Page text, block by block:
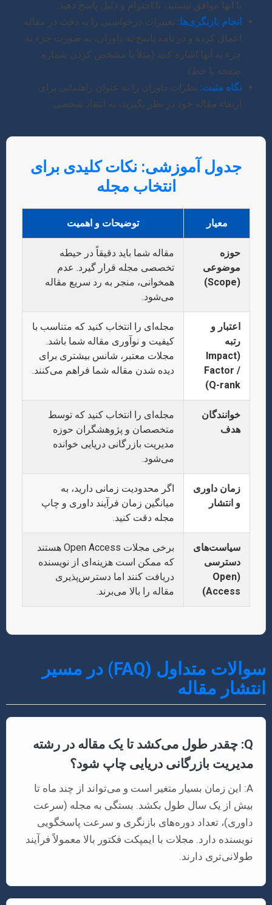
با آنها موافق نیستید، با احترام و دلیل پاسخ دهید.
انجام بازنگری‌ها: تغییرات درخواستی را به دقت در مقاله
اعمال کرده و در نامه پاسخ به داوران، به صورت جزء به
جزء به آنها اشاره کنید (مثلاً با مشخص کردن شماره
صفحه یا خط).
نگاه مثبت: نظرات داوران را به عنوان راهنمایی برای
ارتقاء مقاله خود در نظر بگیرید، نه انتقاد شخصی.
جدول آموزشی: نکات کلیدی برای
انتخاب مجله
معیار توضیحات و اهمیت
حوزه
موضوعی
(Scope)
مقاله شما باید دقیقاً در حیطه
تخصصی مجله قرار گیرد. عدم
همخوانی، منجر به رد سریع مقاله
می‌شود.
اعتبار و
رتبه
(Impact
Factor /
Q-rank)
مجله‌ای را انتخاب کنید که متناسب با
کیفیت و نوآوری مقاله شما باشد.
مجلات معتبر، شانس بیشتری برای
دیده شدن مقاله شما فراهم می‌کنند.
خوانندگان
هدف
مجله‌ای را انتخاب کنید که توسط
متخصصان و پژوهشگران حوزه
مدیریت بازرگانی دریایی خوانده
می‌شود.
زمان داوری
و انتشار
اگر محدودیت زمانی دارید، به
میانگین زمان فرآیند داوری و چاپ
مجله دقت کنید.
سیاست‌های
دسترسی
(Open
Access)
برخی مجلات Open Access هستند
که ممکن است هزینه‌ای از نویسنده
دریافت کنند اما دسترس‌پذیری
مقاله را بالا می‌برند.
سوالات متداول (FAQ) در مسیر
انتشار مقاله
Q: چقدر طول می‌کشد تا یک مقاله در رشته
مدیریت بازرگانی دریایی چاپ شود؟
A: این زمان بسیار متغیر است و می‌تواند از چند ماه تا
بیش از یک سال طول بکشد. بستگی به مجله (سرعت
داوری)، تعداد دوره‌های بازنگری و سرعت پاسخگویی
نویسنده دارد. مجلات با ایمپکت فکتور بالا معمولاً فرآیند
طولانی‌تری دارند.